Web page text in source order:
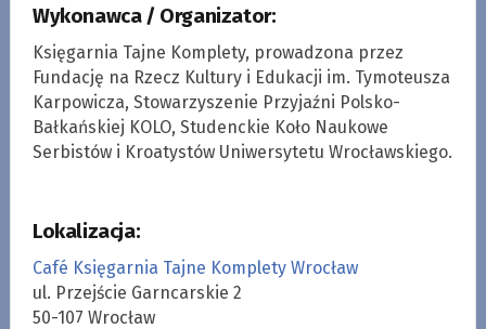
Wykonawca / Organizator:
Księgarnia Tajne Komplety, prowadzona przez
Fundację na Rzecz Kultury i Edukacji im. Tymoteusza
Karpowicza, Stowarzyszenie Przyjaźni Polsko-
Bałkańskiej KOLO, Studenckie Koło Naukowe
Serbistów i Kroatystów Uniwersytetu Wrocławskiego.
Lokalizacja:
Café Księgarnia Tajne Komplety Wrocław
ul. Przejście Garncarskie 2
50-107 Wrocław